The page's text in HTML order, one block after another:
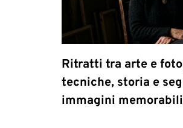
Ritratti tra arte e
tecniche, storia e
immagini memorabili